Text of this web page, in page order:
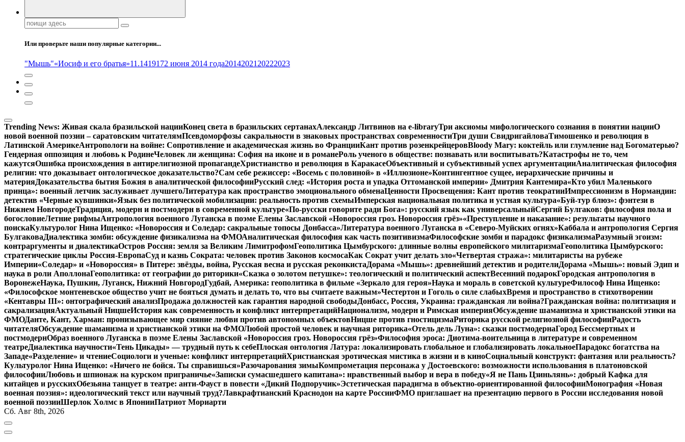
Поиск:
Или проверьте наши популярные категории...
"Мышь"«Иосиф и его братья»11.1419172 июня 2014 года20142021 20222023
Trending News: Живая скала бразильской нацииКонец света в бразильских сертанахАлександр Литвинов на e-libraryТри аксиомы мифологического сознания в понятии нацииО
новой военной поэзии – саратовским читателямПсевдоморфозы сакральности в знаковых пространствах современностиТри души СвидригайловаТимошенко и революция в
Латинской АмерикеАнтропологи на войне: Сопротивление и академическая жизнь во ФранцииКант против розенкрейцеровBloody Mary: коктейль или глумление над Богоматерью?
Гендерная оппозиция и любовь к РодинеЧеловек ли женщина: София на иконе и в романеРоль ученого в обществе: познавать или воспитывать?Катастрофы не то, чем
кажутсяОшибка происхождения в антирелигиозной пропагандеХристианство и революция в КаракасеОбъективный и субъективный успех аргументацииАналитическая философия
религии: что доказывает онтологическое доказательство?Сам себе режиссер: «Восемь с половиной» в «Иллюзионе»Контингентное сущее, иерархические причины и
материяДоказательства бытия Божия в аналитической философииРусский след: «История роста и упадка Оттоманской империи» Дмитрия Кантемира«Кто убил Маленького
принца»: военный летчик заслуживает лучшегоЛитература как пространство эмоционального обменаЦенности Просвещения: Кант против теократииИмпрессионизм в Нормандии:
детектив «Черные кувшинки»Язык без политической мобилизации: реальность против схемыИмперская национальная политика и устная культура«Буй-тур блюз»: фэнтези в
Нижнем НовгородеТрадиция, модерн и постмодерн в современной культуре«По-русски говорите ради Бога»: русский язык как универсальныйСергий Булгаков: философия пола и
богословиеЛетние рифмыАнтропология военного Луганска в поэме Елены Заславской «Новороссия гроз. Новороссия грёз»«Преступление и наказание»: результаты научного
поискаКультуролог Нина Ищенко: «Новороссия и Соледар: сакральные топосы Донбасса»Литература военного Луганска в «Северо-Муйских огнях»Каббала и антропология Сергия
БулгаковаДиалектика зомби: обсуждение физикализма на ФМОАналитическая философия как часть позитивизмаФилософские зомби и парадокс физикализмаРазумный эгоизм:
контраргументы и диалектикаОстров Россия: земля за Великим ЛимитрофомГеополитика Цымбурского: длинные волны европейского милитаризмаГеополитика Цымбурского:
стратегические циклы Россия-ЕвропаСуд и казнь Сократа: человек против Законов космосаКак Сократ учит делать зло«Четвертая стража»: милитаристы на рубеже
Империи«Соледар» и «Новороссия» в Питере: звёзды, война, Русская весна и русская реконкистаДорама «Мышь»: древнейший детектив и родителиДорама «Мышь»: новый Эдип и
наука в роли АполлонаГеополитика: от географии до риторики«Сказка о золотом петушке»: теологический и политический аспектВесенний подарокГородская антропология в
ВоронежеНаука, Пушкин, Луганск, Нижний НовгородГудбай, Америка: геополитика в фильме «Зеркало для героя»Наука и мораль в советской культуреФилософ Нина Ищенко:
«Философское монтеневское общество учит не бояться думать и делать то, что вы считаете важным»Честертон и Гоголь о силе слабыхВремя и пространство в стихотворении
«Кентавры III»: онтографический анализПродажа должностей как гарантия народной свободыДонбасс, Россия, Украина: гражданская ли война?Гражданская война: политизация и
сакрализацияАктуальный НицшеИстория как современность и конфликт интерпретацийНационализм, модерн и Римская империяОбсуждение шаманизма и христианской этики на
ФМОДанте, Кант, Харман: пронизывающее мир сияние любви против автономных объектовНицше против гностицизмаРиторика русской религиозной философииРадость
читателяОбсуждение шаманизма и христианской этики на ФМОЛюбой простой человек и научная риторика«Отель дель Луна»: сказки постмодернаГород Бессмертных и
постмодернОбраз военного Луганска в поэме Елены Заславской «Новороссия гроз. Новороссия грёз»Философия эроса: Диотима-воительница в литературе и современном
театреДиалектика научности«Тень Цикады» — трудный путь к себеПлоская онтология Латура: локализировать глобальное и глобализировать локальноеПарадокс богатства на
Западе«Разделение» и чтениеСоциологи и ученые: конфликт интерпретацийХристианская эротическая мистика в жизни и в киноСоциальный конструкт: фантазия или реальность?
Культуролог Нина Ищенко: «Ничего не бойся. Ты справишься»Разочарования зимыКомпрометация персонажа у Достоевского: возможности использования в платоновской
философииЛюбовь и шпионаж на курском приграничье«Записки сумасшедшего капитана»: нравственный выбор и вера в победу«Я не Пань Цзиньлянь»: добрый Кафка для
китайцев и русскихОбезьяна танцует в театре: анти-Фауст в повести «Дикий Подпоручик»Эстетическая парадигма в объектно-ориентированной философииМонография «Новая
военная поэзия»: идеологический текст или научный труд?Лавкрафтианский Краснодон на карте РоссииФМО приглашает на презентацию первого в России исследования новой
военной поэзииШерлок Холмс в ЯпонииПатриот Мориарти
Сб. Авг 8th, 2026